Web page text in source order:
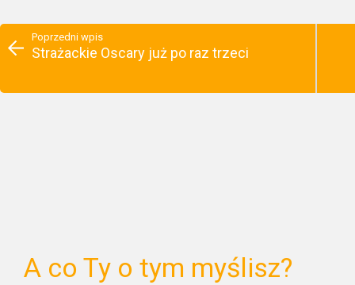
Poprzedni wpis
Strażackie Oscary już po raz trzeci
A co Ty o tym myślisz?